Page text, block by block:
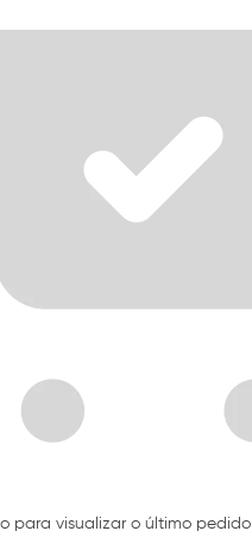
para visualizar o último pedido